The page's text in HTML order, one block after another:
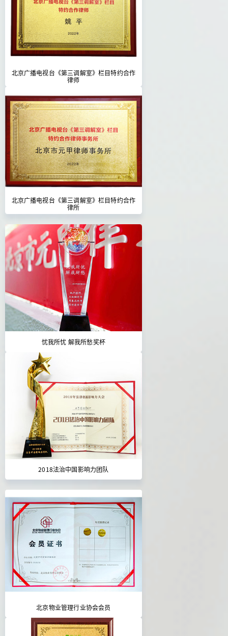
北京广播电视台《第三调解室》栏目特约合作
律师
北京广播电视台《第三调解室》栏目特约合作
律所
忧我所忧 解我所愁奖杯
2018法治中国影响力团队
北京物业管理行业协会会员